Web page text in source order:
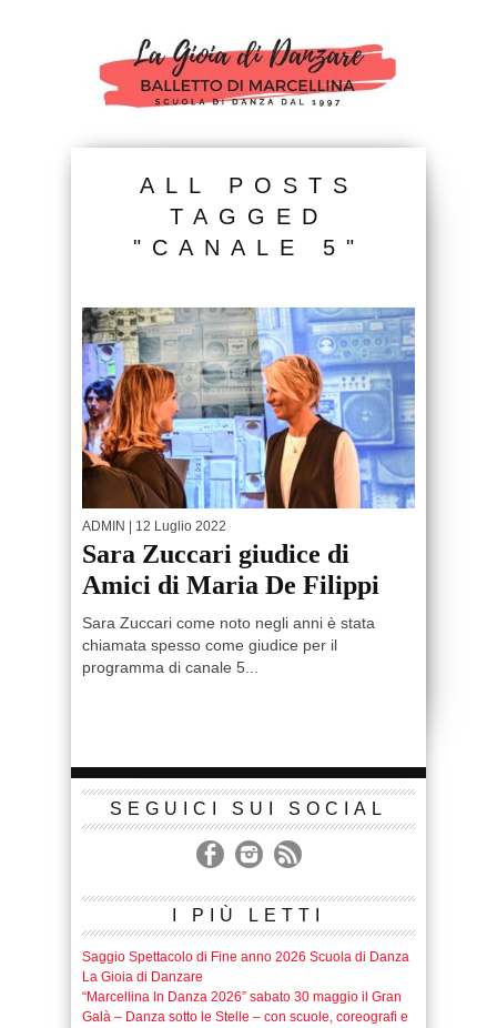
ALL POSTS
TAGGED
"CANALE 5"
ADMIN | 12 Luglio 2022
Sara Zuccari giudice di
Amici di Maria De Filippi
Sara Zuccari come noto negli anni è stata
chiamata spesso come giudice per il
programma di canale 5...
SEGUICI SUI SOCIAL
I PIÙ LETTI
Saggio Spettacolo di Fine anno 2026 Scuola di Danza
La Gioia di Danzare
“Marcellina In Danza 2026” sabato 30 maggio il Gran
Galà – Danza sotto le Stelle – con scuole, coreografi e